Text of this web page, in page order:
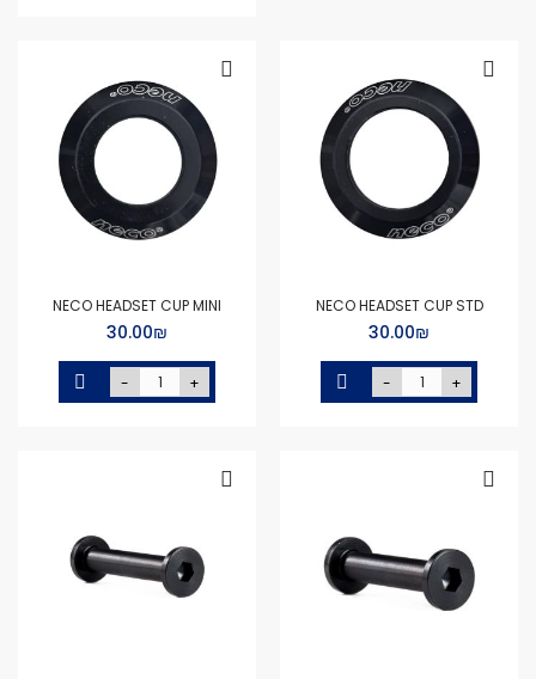
NECO HEADSET CUP STD
₪‏30.00
- +
NECO HEADSET CUP MINI
₪‏30.00
- +